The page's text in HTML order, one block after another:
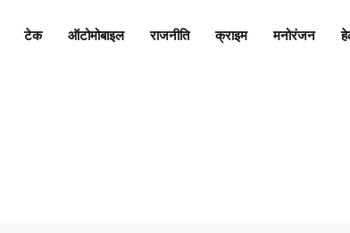
टेक ऑटोमोबाइल राजनीति क्राइम मनोरंजन